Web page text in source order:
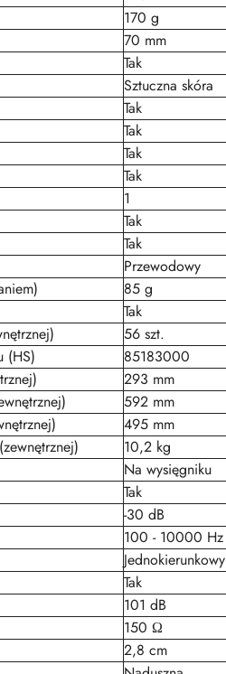
170 g
70 mm
Tak
Sztuczna skóra
Tak
Tak
Tak
Tak
1
Tak
Tak
Przewodowy
85 g
Tak
56 szt.
(HS)
85183000
293 mm
592 mm
495 mm
10,2 kg
Na wysięgniku
Tak
-30 dB
100 - 10000 Hz
Jednokierunkowy
Tak
101 dB
150 Ω
2,8 cm